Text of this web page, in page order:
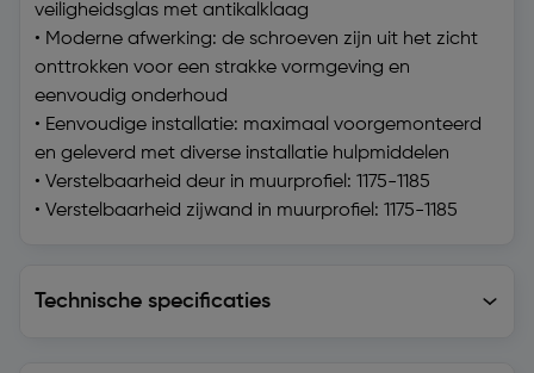
veiligheidsglas met antikalklaag
• Moderne afwerking: de schroeven zijn uit het zicht
onttrokken voor een strakke vormgeving en
eenvoudig onderhoud
• Eenvoudige installatie: maximaal voorgemonteerd
en geleverd met diverse installatie hulpmiddelen
• Verstelbaarheid deur in muurprofiel: 1175-1185
• Verstelbaarheid zijwand in muurprofiel: 1175-1185
Technische specificaties